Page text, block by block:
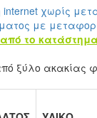
χωρίς
με
το
ξύλο ακακίας